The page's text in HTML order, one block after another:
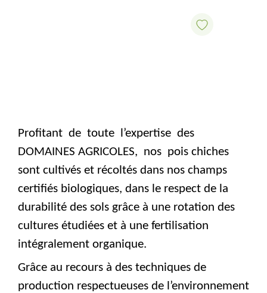
Profitant de toute l’expertise des
DOMAINES AGRICOLES, nos pois chiches
sontcultivés et récoltés dans nos champs
certifiés biologiques,dans le respect de la
durabilité des sols grâce à une rotation des
culturesétudiées et à une fertilisation
intégralement organique.
Grâce au recours à des techniques de
production respectueuses de l’environnement